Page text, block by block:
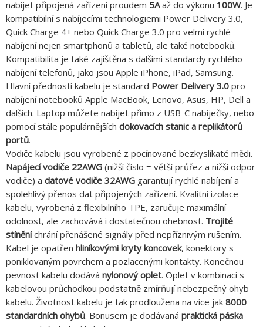
nabíjet připojená zařízení proudem 5Aaž do výkonu 100W. Je
kompatibilní s nabíjecími technologiemi Power Delivery 3.0,
Quick Charge 4+ nebo Quick Charge 3.0 pro velmi rychlé
nabíjení nejen smartphonů a tabletů, ale také notebooků.
Kompatibilita je také zajištěna s dalšími standardy rychlého
nabíjení telefonů, jako jsou Apple iPhone, iPad, Samsung.
Hlavní předností kabelu je standard Power Delivery 3.0 pro
nabíjení notebooků Apple MacBook, Lenovo, Asus, HP, Dell a
dalších. Laptop můžete nabíjet přímo z USB-C nabíječky, nebo
pomocí stále populárnějších dokovacích stanic a replikátorů
portů.
Vodiče kabelu jsou vyrobené z pocínované bezkyslíkaté mědi.
Napájecí vodiče 22AWG (nižší číslo = větší průřez a nižší odpor
vodiče) a datové vodiče 32AWG garantují rychlé nabíjení a
spolehlivý přenos dat připojených zařízení. Kvalitní izolace
kabelu, vyrobená z flexibilního TPE, zaručuje maximální
odolnost, ale zachovává i dostatečnou ohebnost. Trojité
stíněníchrání přenášené signály před nepříznivým rušením.
Kabel je opatřen hliníkovými kryty koncovek, konektory s
poniklovaným povrchem a pozlacenými kontakty. Konečnou
pevnost kabelu dodává nylonový oplet. Oplet v kombinaci s
kabelovou průchodkou podstatně zmírňují nebezpečný ohyb
kabelu. Životnost kabelu je tak prodloužena na více jak 8000
standardních ohybů. Bonusem je dodávaná praktická páska